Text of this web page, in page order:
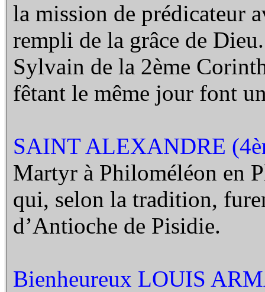
la mission de prédicateur
rempli de la grâce de
Sylvain de la 2ème
fêtant le même jour font
SAINT ALEXANDRE
Martyr à Philoméléon en
qui, selon la tradition,
d’Antioche de Pisidie.
Bienheureux LOUIS